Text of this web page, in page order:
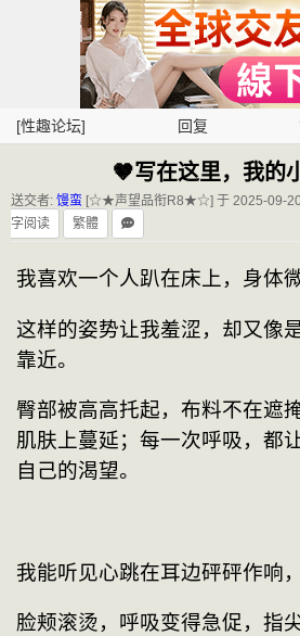
[性趣论坛] 回复
🤎写在这里，我的
送交者: 馒蛮 [☆★声望品衔R8★☆] 于 2025-09-
字阅读
繁體
我喜欢一个人趴在床上，身体
这样的姿势让我羞涩，却又像
靠近。
臀部被高高托起，布料不在遮
肌肤上蔓延；每一次呼吸，都
自己的渴望。
我能听见心跳在耳边砰砰作响，
脸颊滚烫，呼吸变得急促，指